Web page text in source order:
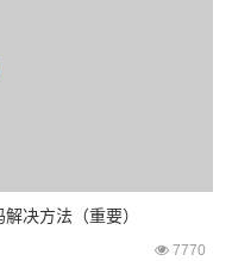
决方法（重要）
7770